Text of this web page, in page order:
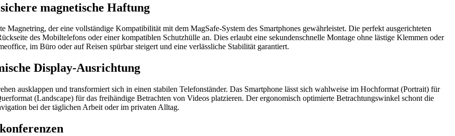
magnetische Haftung
Magnetring, der eine vollständige Kompatibilität mit dem MagSafe-System des Smartphones gewährleistet. Die perfekt ausgerichteten
des Mobiltelefons oder einer kompatiblen Schutzhülle an. Dies erlaubt eine sekundenschnelle Montage ohne lästige Klemmen oder
im Büro oder auf Reisen spürbar steigert und eine verlässliche Stabilität garantiert.
Display-Ausrichtung
ausklappen und transformiert sich in einen stabilen Telefonständer. Das Smartphone lässt sich wahlweise im Hochformat (Portrait) für
(Landscape) für das freihändige Betrachten von Videos platzieren. Der ergonomisch optimierte Betrachtungswinkel schont die
bei der täglichen Arbeit oder im privaten Alltag.